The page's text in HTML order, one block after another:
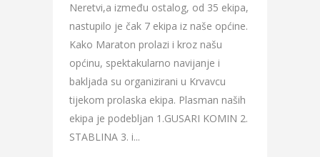
Neretvi,a između ostalog, od 35 ekipa,
nastupilo je čak 7 ekipa iz naše općine.
Kako Maraton prolazi i kroz našu
općinu, spektakularno navijanje i
bakljada su organizirani u Krvavcu
tijekom prolaska ekipa. Plasman naših
ekipa je podebljan 1.GUSARI KOMIN 2.
STABLINA 3. i...